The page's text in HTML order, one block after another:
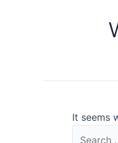
It seems